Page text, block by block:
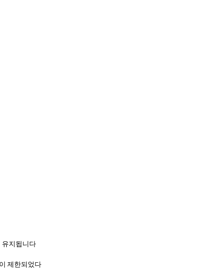
유지됩니다
제한되었다